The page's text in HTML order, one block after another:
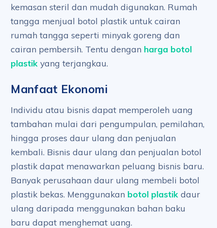
kemasan steril dan mudah digunakan. Rumah
tangga menjual botol plastik untuk cairan
rumah tangga seperti minyak goreng dan
cairan pembersih. Tentu dengan harga botol
plastik yang terjangkau.
Manfaat Ekonomi
Individu atau bisnis dapat memperoleh uang
tambahan mulai dari pengumpulan, pemilahan,
hingga proses daur ulang dan penjualan
kembali. Bisnis daur ulang dan penjualan botol
plastik dapat menawarkan peluang bisnis baru.
Banyak perusahaan daur ulang membeli botol
plastik bekas. Menggunakan botol plastik daur
ulang daripada menggunakan bahan baku
baru dapat menghemat uang.